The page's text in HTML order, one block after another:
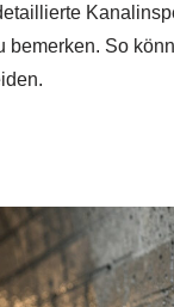
bemerken. So